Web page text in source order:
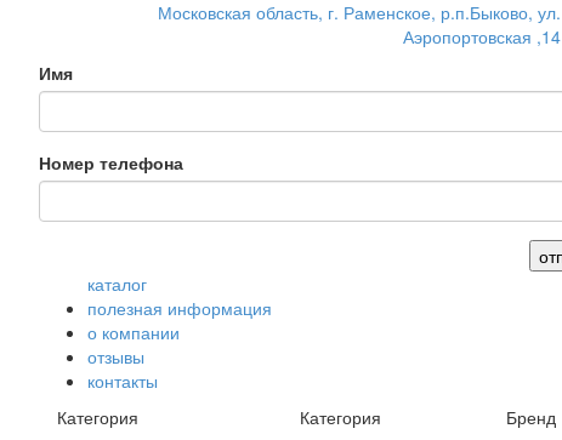
Московская область, г. Раменское, р.п.Быково, ул.
Аэропортовская ,14
Имя
Номер телефона
каталог
полезная информация
о компании
отзывы
контакты
Категория
Категория
Бренд